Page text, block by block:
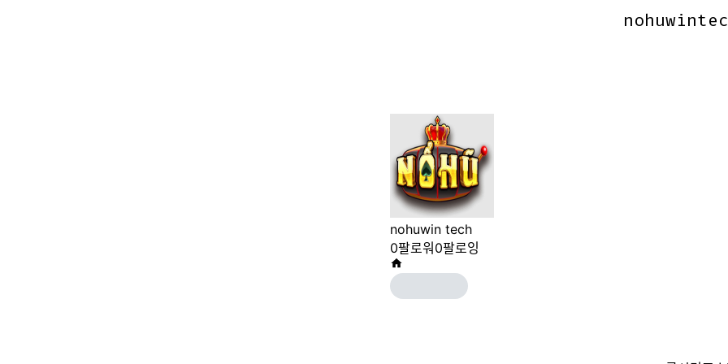
nohuwin tech
0팔로워 0팔로잉